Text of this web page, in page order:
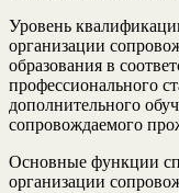
Уровень
организации
образования в
профессионального
дополнительного
сопровождаемого
Основные функции
организации